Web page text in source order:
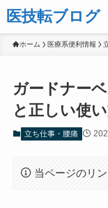
医技転ブログ
ホーム 医療系便利情報
ガードナー
と正しい使
立ち仕事・腰痛
当ページのリ